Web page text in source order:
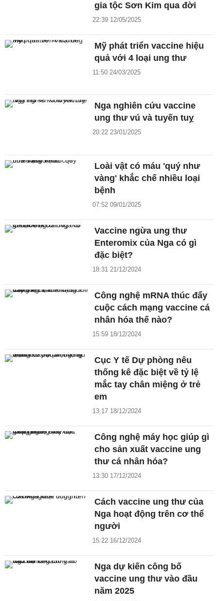
gia tộc Sơn Kim qua đời
22:39 12/05/2025
Mỹ phát triển vaccine hiệu
quả với 4 loại ung thư
11:50 24/03/2025
Nga nghiên cứu vaccine
ung thư vú và tuyến tuỵ
20:22 23/01/2025
Loài vật có máu 'quý như
vàng' khắc chế nhiều loại
bệnh
07:52 09/01/2025
Vaccine ngừa ung thư
Enteromix của Nga có gì
đặc biệt?
18:31 21/12/2024
Công nghệ mRNA thúc đẩy
cuộc cách mạng vaccine cá
nhân hóa thế nào?
15:59 18/12/2024
Cục Y tế Dự phòng nêu
thống kê đặc biệt về tỷ lệ
mắc tay chân miệng ở trẻ
em
13:17 18/12/2024
Công nghệ máy học giúp gì
cho sản xuất vaccine ung
thư cá nhân hóa?
13:30 17/12/2024
Cách vaccine ung thư của
Nga hoạt động trên cơ thể
người
15:22 16/12/2024
Nga dự kiến công bố
vaccine ung thư vào đầu
năm 2025